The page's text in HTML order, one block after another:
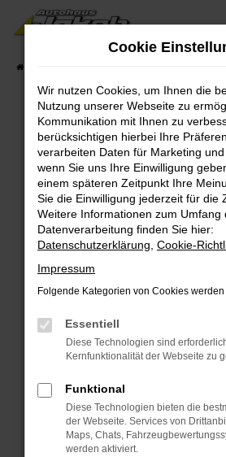
Zum
Hauptinhalt
Fehler: Network
Beim Laden ist ein Fehler
Hier sind ein paar Tipps, die dir
Überprüfe deine Firewall
Internetverbindung.
Laden andere Webseiten, zum
Suchmaschine?
Prüfe deine
Manche Erweiterungen, wie
können das Laden bestimmter
verhindern. Funktioniert die
Fenster?
Starte dein Gerät neu.
Das kann manchmal helfen,
Probleme zu beheben.
Cookie
Wir nutzen Cookies, um Ihnen die
Nutzung unserer Webseite zu
Kommunikation mit Ihnen zu
berücksichtigen hierbei Ihre
verarbeiten Daten für Marketing und
wenn Sie uns Ihre Einwilligung
einem späteren Zeitpunkt Ihre
Sie die Einwilligung jederzeit für die
Weitere Informationen zum Umfang
Datenverarbeitung finden Sie hier:
Datenschutzerklärung Cookie-
Impressum
Folgende Kategorien von Cookies
Essentiell
Diese Technologien sind
Kernfunktionalität der Webseite zu
Funktional
Diese Technologien bieten die
der Webseite. Services von
Maps, Chats,
werden aktiviert.